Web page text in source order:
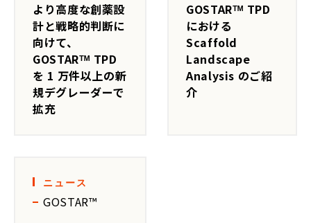
より高度な創薬設
計と戦略的判断に
向けて、
GOSTARᵀᴹ TPD
を 1 万件以上の新
規デグレーダーで
拡充
GOSTARᵀᴹ TPD
における
Scaffold
Landscape
Analysis のご紹
介
ニュース
GOSTAR™